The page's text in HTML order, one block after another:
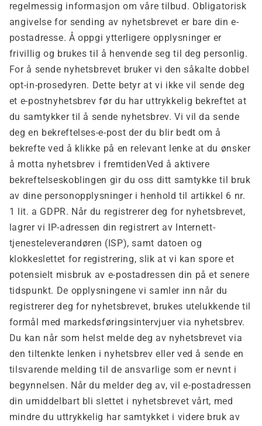
regelmessig informasjon om våre tilbud. Obligatorisk
angivelse for sending av nyhetsbrevet er bare din e-
postadresse. Å oppgi ytterligere opplysninger er
frivillig og brukes til å henvende seg til deg personlig.
For å sende nyhetsbrevet bruker vi den såkalte dobbel
opt-in-prosedyren. Dette betyr at vi ikke vil sende deg
et e-postnyhetsbrev før du har uttrykkelig bekreftet at
du samtykker til å sende nyhetsbrev. Vi vil da sende
deg en bekreftelses-e-post der du blir bedt om å
bekrefte ved å klikke på en relevant lenke at du ønsker
å motta nyhetsbrev i fremtidenVed å aktivere
bekreftelseskoblingen gir du oss ditt samtykke til bruk
av dine personopplysninger i henhold til artikkel 6 nr.
1 lit. a GDPR. Når du registrerer deg for nyhetsbrevet,
lagrer vi IP-adressen din registrert av Internett-
tjenesteleverandøren (ISP), samt datoen og
klokkeslettet for registrering, slik at vi kan spore et
potensielt misbruk av e-postadressen din på et senere
tidspunkt. De opplysningene vi samler inn når du
registrerer deg for nyhetsbrevet, brukes utelukkende til
formål med markedsføringsintervjuer via nyhetsbrev.
Du kan når som helst melde deg av nyhetsbrevet via
den tiltenkte lenken i nyhetsbrev eller ved å sende en
tilsvarende melding til de ansvarlige som er nevnt i
begynnelsen. Når du melder deg av, vil e-postadressen
din umiddelbart bli slettet i nyhetsbrevet vårt, med
mindre du uttrykkelig har samtykket i videre bruk av